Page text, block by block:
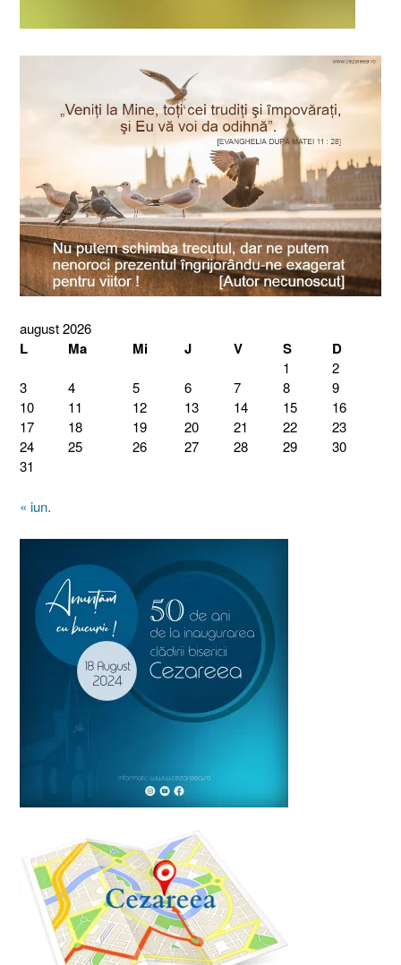
august 2026
L Ma Mi J V S D
1
2
3
4 5 6 7 8
9
10
11 12 13 14 15
16
17
18 19 20 21 22
23
24
25 26 27 28 29
30
31
« iun.